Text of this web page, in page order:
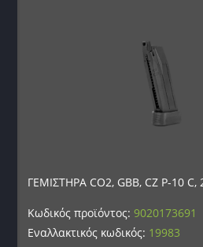
ΓΕΜΙΣΤΗΡΑ CO2, GBB, CZ P-10
Κωδικός προϊόντος:9020173691
Εναλλακτικός κωδικός: 19983